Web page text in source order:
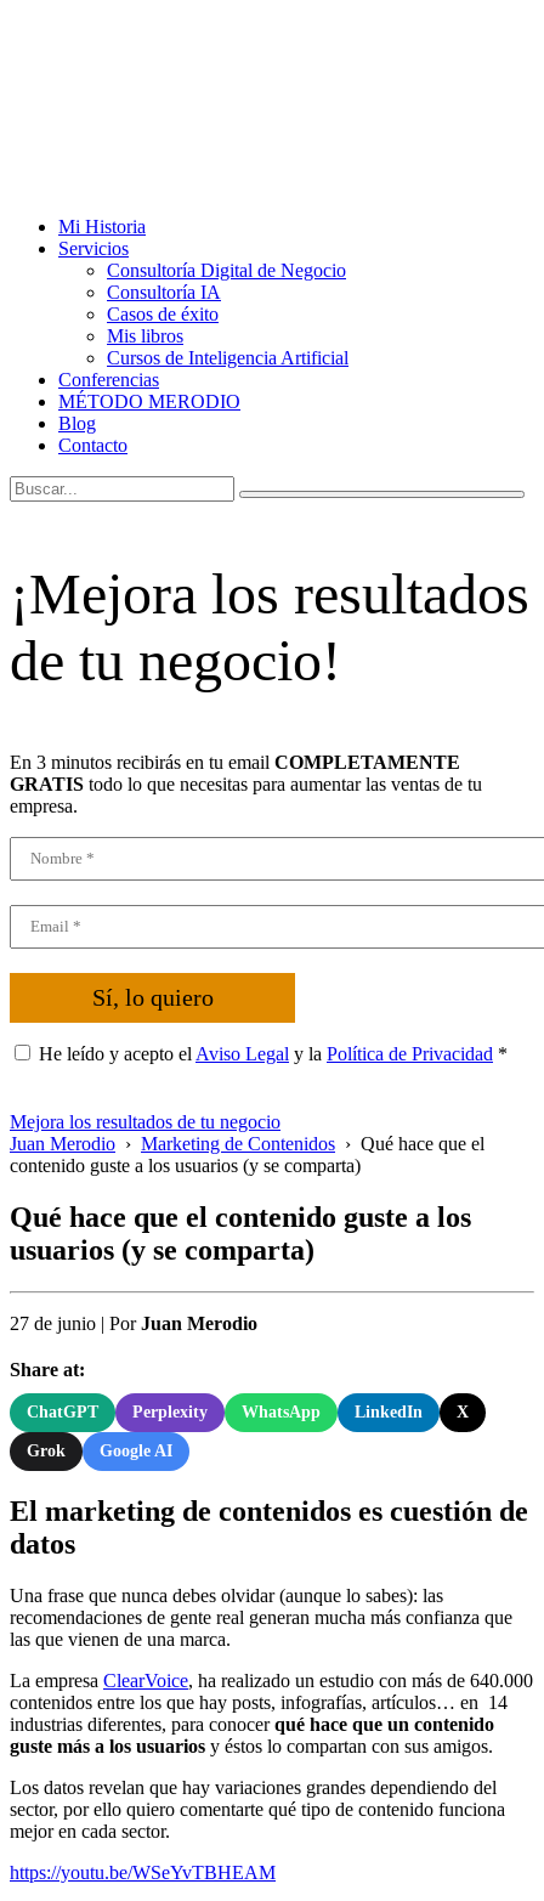
Mi Historia
Servicios
Consultoría Digital de Negocio
Consultoría IA
Casos de éxito
Mis libros
Cursos de Inteligencia Artificial
Conferencias
MÉTODO MERODIO
Blog
Contacto
¡Mejora los resultados
de tu negocio!
En 3 minutos recibirás en tu email COMPLETAMENTE
GRATIS todo lo que necesitas para aumentar las ventas de tu
empresa.
Sí, lo quiero
He leído y acepto el Aviso Legal y la Política de Privacidad *
Mejora los resultados de tu negocio
Juan Merodio › Marketing de Contenidos › Qué hace que el
contenido guste a los usuarios (y se comparta)
Qué hace que el contenido guste a los
usuarios (y se comparta)
27 de junio | PorJuan Merodio
Share at:
ChatGPT Perplexity WhatsApp LinkedIn X
Grok Google AI
El marketing de contenidos es cuestión de
datos
Una frase que nunca debes olvidar (aunque lo sabes): las
recomendaciones de gente real generan mucha más confianza que
las que vienen de una marca.
La empresa ClearVoice, ha realizado un estudio con más de 640.000
contenidos entre los que hay posts, infografías, artículos… en 14
industrias diferentes, para conocerqué hace que un contenido
guste más a los usuarios y éstos lo compartan con sus amigos.
Los datos revelan que hay variaciones grandes dependiendo del
sector, por ello quiero comentarte qué tipo de contenido funciona
mejor en cada sector.
https://youtu.be/WSeYvTBHEAM